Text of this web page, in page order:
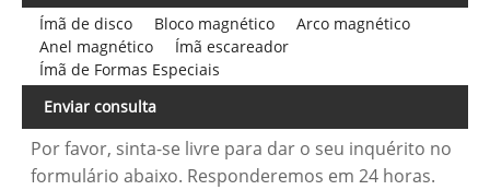
Ímã de disco
Bloco magnético
Arco magnético
Anel magnético
Ímã escareador
Ímã de Formas Especiais
Enviar consulta
Por favor, sinta-se livre para dar o seu inquérito no
formulário abaixo. Responderemos em 24 horas.